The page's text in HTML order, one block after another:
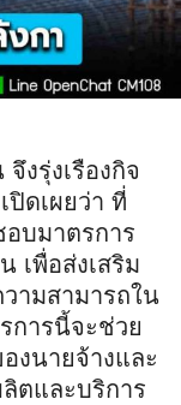
งรุ่งเรืองกิจ
ปิดเผยว่า ที่
บมาตรการ
เพื่อส่งเสริม
ามสามารถใน
การนี้จะช่วย
งนายจ้างและ
ตและบริการ